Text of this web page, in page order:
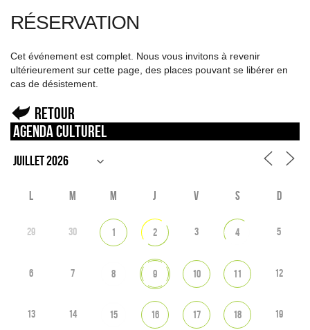
RÉSERVATION
Cet événement est complet. Nous vous invitons à revenir
ultérieurement sur cette page, des places pouvant se libérer en
cas de désistement.
Retour
Agenda culturel
L M M J V S D
29 30 1 2 3 4 5
6 7 8 9 10 11 12
13 14 15 16 17 18 19